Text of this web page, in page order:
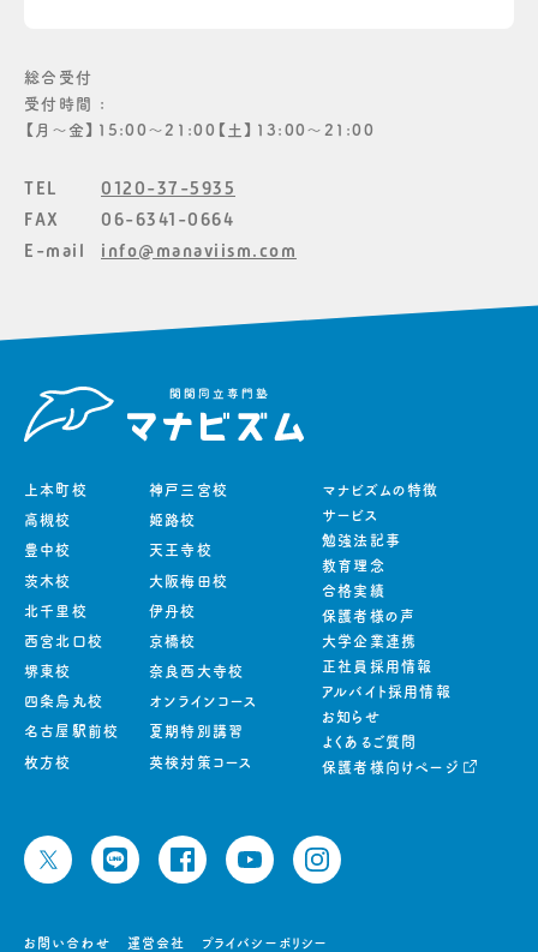
総合受付
受付時間 :
【月〜金】15:00〜21:00【土】13:00〜21:00
TEL
0120-37-5935
FAX
06-6341-0664
E-mail
info@manaviism.com
上本町校
高槻校
豊中校
茨木校
北千里校
西宮北口校
堺東校
四条烏丸校
名古屋駅前校
枚方校
神戸三宮校
姫路校
天王寺校
大阪梅田校
伊丹校
京橋校
奈良西大寺校
オンラインコース
夏期特別講習
英検対策コース
マナビズムの特徴
サービス
勉強法記事
教育理念
合格実績
保護者様の声
大学企業連携
正社員採用情報
アルバイト採用情報
お知らせ
よくあるご質問
保護者様向けページ
お問い合わせ 運営会社 プライバシーポリシー